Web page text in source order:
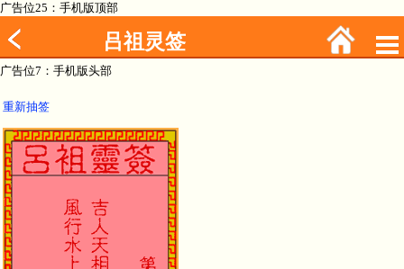
广告位25：手机版顶部
吕祖灵签
广告位7：手机版头部
重新抽签